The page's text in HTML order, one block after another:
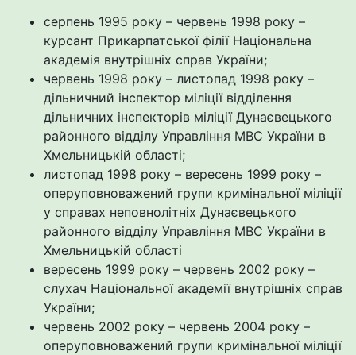
серпень 1995 року – червень 1998 року –
курсант Прикарпатської філії Національна
академія внутрішніх справ України;
червень 1998 року – листопад 1998 року –
дільничний інспектор міліції відділення
дільничних інспекторів міліції Дунаєвецького
районного відділу Управління МВС України в
Хмельницькій області;
листопад 1998 року – вересень 1999 року –
оперуповноважений групи кримінальної міліції
у справах неповнолітніх Дунаєвецького
районного відділу Управління МВС України в
Хмельницькій області
вересень 1999 року – червень 2002 року –
слухач Національної академії внутрішніх справ
України;
червень 2002 року – червень 2004 року –
оперуповноважений групи кримінальної міліції